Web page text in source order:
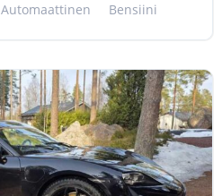
Automaattinen Bensiini